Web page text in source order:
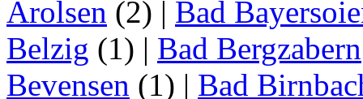
Arolsen (2) | Bad
Belzig (1) | Bad Bergzabern
Bevensen (1) | Bad